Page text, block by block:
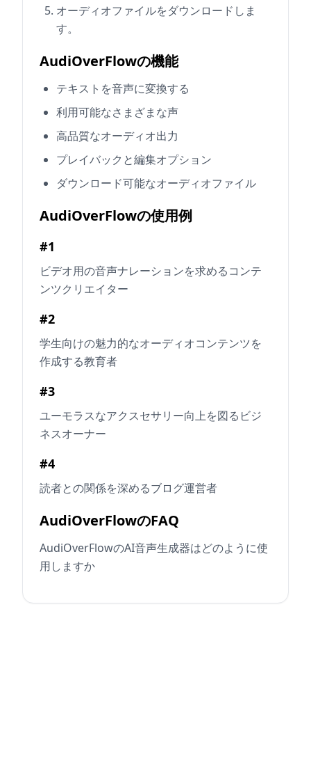
オーディオファイルをダウンロードしま
す。
AudiOverFlowの機能
テキストを音声に変換する
利用可能なさまざまな声
高品質なオーディオ出力
プレイバックと編集オプション
ダウンロード可能なオーディオファイル
AudiOverFlowの使用例
#1
ビデオ用の音声ナレーションを求めるコンテ
ンツクリエイター
#2
学生向けの魅力的なオーディオコンテンツを
作成する教育者
#3
ユーモラスなアクスセサリー向上を図るビジ
ネスオーナー
#4
読者との関係を深めるブログ運営者
AudiOverFlowのFAQ
AudiOverFlowのAI音声生成器はどのように使
用しますか